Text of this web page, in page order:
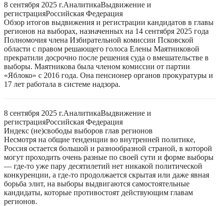
8 сентября 2025 г.АналитикаВыдвижение и
регистрацияРоссийская Федерация
Обзор итогов выдвижения и регистрации кандидатов в главы
регионов на выборах, назначенных на 14 сентября 2025 года
Полномочия члена Избирательной комиссии Псковской
области с правом решающего голоса Елены Маятниковой
прекратили досрочно после решения суда о вмешательстве в
выборы. Маятникова была членом комиссии от партии
«Яблоко» с 2016 года. Она пенсионер органов прокуратуры и
17 лет работала в системе надзора.
8 сентября 2025 г.АналитикаВыдвижение и
регистрацияРоссийская Федерация
Индекс (не)свободы выборов глав регионов
Несмотря на общие тенденции во внутренней политике,
Россия остается большой и разнообразной страной, в которой
могут проходить очень разные по своей сути и форме выборы
— где-то уже пару десятилетий нет никакой политической
конкуренции, а где-то продолжается скрытая или даже явная
борьба элит, на выборы выдвигаются самостоятельные
кандидаты, которые противостоят действующим главам
регионов.